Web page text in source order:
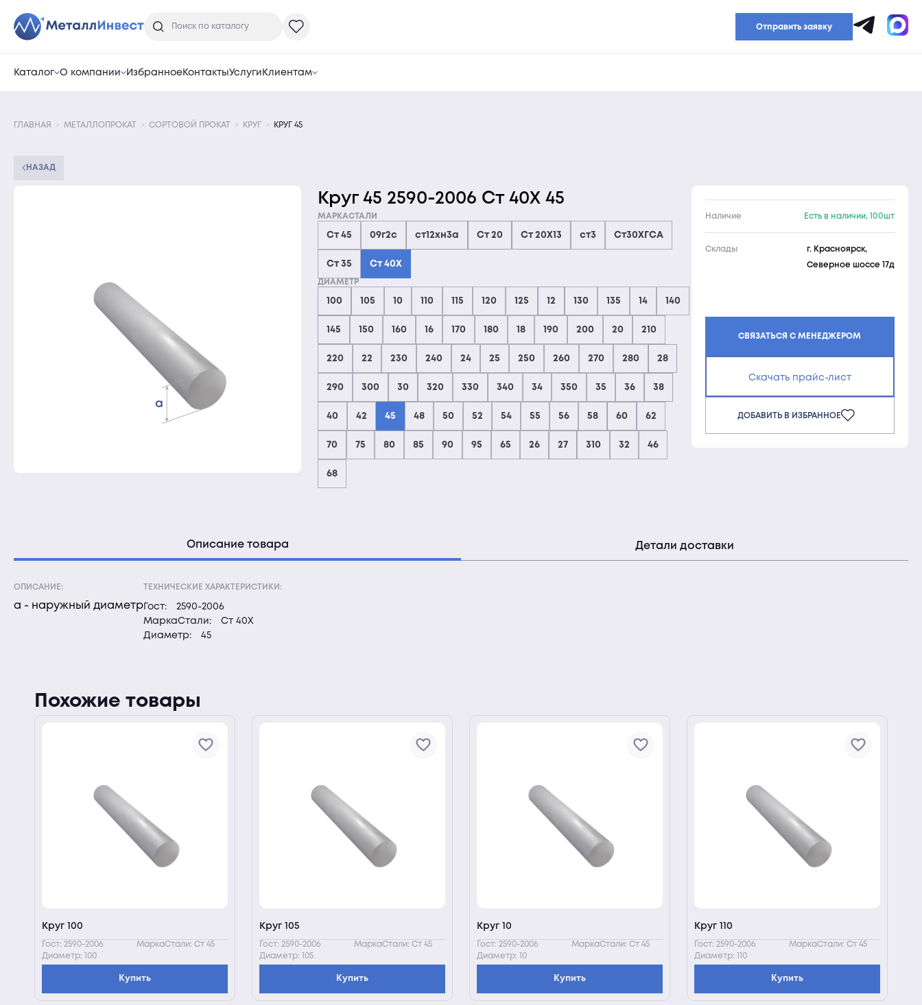
Отправить заявку
Каталог О компании ИзбранноеКонтактыУслуги Клиентам
ГЛАВНАЯ МЕТАЛЛОПРОКАТ СОРТОВОЙ ПРОКАТ КРУГ КРУГ 45
НАЗАД
Круг 45 2590-2006 Ст 40Х 45
МАРКАСТАЛИ
Ст 45 09г2с ст12хн3а Ст 20 Ст 20Х13 ст3 Ст30ХГСА
Ст 35 Ст 40Х
ДИАМЕТР
100 105 10 110 115 120 125 12 130 135 14 140
145 150 160 16 170 180 18 190 200 20 210
220 22 230 240 24 25 250 260 270 280 28
290 300 30 320 330 340 34 350 35 36 38
40 42 45 48 50 52 54 55 56 58 60 62
70 75 80 85 90 95 65 26 27 310 32 46
68
Наличие Есть в наличии, 100шт
Склады г. Красноярск,
Северное шоссе 17д
СВЯЗАТЬСЯ С МЕНЕДЖЕРОМ
Скачать прайс-лист
ДОБАВИТЬ В ИЗБРАННОЕ
Описание товара Детали доставки
ОПИСАНИЕ:
а - наружный диаметр
ТЕХНИЧЕСКИЕ ХАРАКТЕРИСТИКИ:
Гост:
2590-2006
МаркаСтали:
Ст 40Х
Диаметр:
45
Похожие товары
Круг 100
Гост: 2590-2006
МаркаСтали: Ст 45
Диаметр: 100
Купить
Круг 105
Гост: 2590-2006
МаркаСтали: Ст 45
Диаметр: 105
Купить
Круг 10
Гост: 2590-2006
МаркаСтали: Ст 45
Диаметр: 10
Купить
Круг 110
Гост: 2590-2006
МаркаСтали: Ст 45
Диаметр: 110
Купить